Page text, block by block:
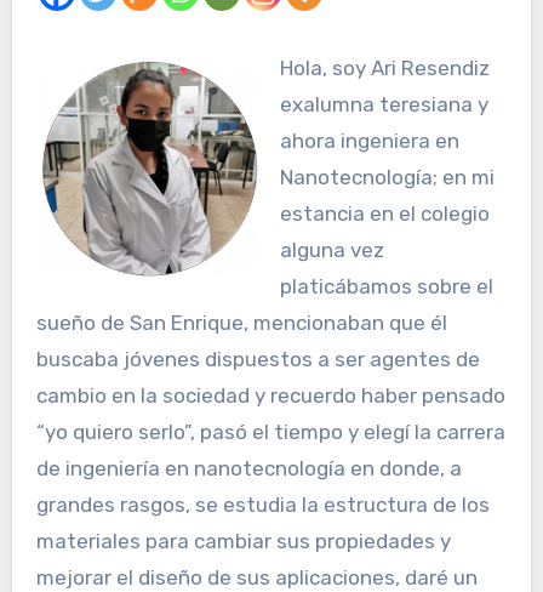
Hola, soy Ari Resendiz
exalumna teresiana y
ahora ingeniera en
Nanotecnología; en mi
estancia en el colegio
alguna vez
platicábamos sobre el
sueño de San Enrique, mencionaban que él
buscaba jóvenes dispuestos a ser agentes de
cambio en la sociedad y recuerdo haber pensado
“yo quiero serlo”, pasó el tiempo y elegí la carrera
de ingeniería en nanotecnología en donde, a
grandes rasgos, se estudia la estructura de los
materiales para cambiar sus propiedades y
mejorar el diseño de sus aplicaciones, daré un